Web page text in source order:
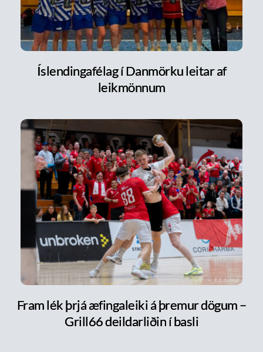
Íslendingafélag í Danmörku leitar af
leikmönnum
Fram lék þrjá æfingaleiki á þremur dögum –
Grill66 deildarliðin í basli